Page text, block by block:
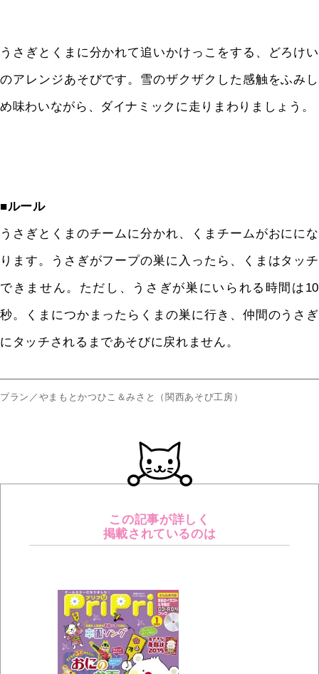
うさぎとくまに分かれて追いかけっこをする、どろけい
のアレンジあそびです。雪のザクザクした感触をふみし
め味わいながら、ダイナミックに走りまわりましょう。
■ルール
うさぎとくまのチームに分かれ、くまチームがおににな
ります。うさぎがフープの巣に入ったら、くまはタッチ
できません。ただし、うさぎが巣にいられる時間は10
秒。くまにつかまったらくまの巣に行き、仲間のうさぎ
にタッチされるまであそびに戻れません。
プラン／やまもとかつひこ＆みさと（関西あそび工房）
この記事が詳しく
掲載されているのは